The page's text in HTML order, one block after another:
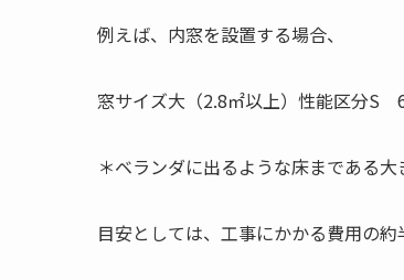
例えば、内窓を設置する場合、
窓サイズ大（2.8㎡以上）性能区分S
＊ベランダに出るような床まである
目安としては、工事にかかる費用の